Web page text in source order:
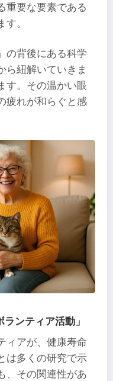
重要な要素である
。
の背後にある科学
ら紐解いていきま
す。その温かい眼
疲れが和らぐと感
ンティア活動」
ィアが、健康寿命
は多くの研究で示
、その関連性があ